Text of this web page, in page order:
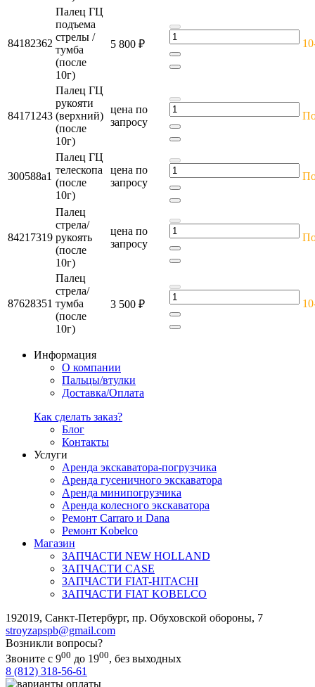
84182362
Палец ГЦ
подъема
стрелы /
тумба
(после
10г)
5 800 ₽
84171243
Палец ГЦ
рукояти
(верхний)
(после
10г)
цена по
запросу
300588a1
Палец ГЦ
телескопа
(после
10г)
цена по
запросу
84217319
Палец
стрела/
рукоять
(после
10г)
цена по
запросу
87628351
Палец
стрела/
тумба
(после
10г)
3 500 ₽
Информация
О компании
Пальцы/втулки
Доставка/Оплата
Как сделать заказ?
Блог
Контакты
Услуги
Аренда экскаватора-погрузчика
Аренда гусеничного экскаватора
Аренда минипогрузчика
Аренда колесного экскаватора
Ремонт Carraro и Dana
Ремонт Kobelco
Магазин
ЗАПЧАСТИ NEW HOLLAND
ЗАПЧАСТИ CASE
ЗАПЧАСТИ FIAT-HITACHI
ЗАПЧАСТИ FIAT KOBELCO
192019, Санкт-Петербург, пр. Обуховской обороны, 7
stroyzapspb@gmail.com
Возникли вопросы?
Звоните с 900 до 1900, без выходных
8 (812) 318-56-61